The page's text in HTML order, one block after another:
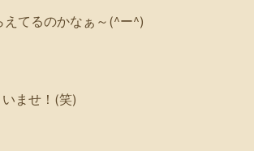
てるのかなぁ～(^ー^)
ませ！(笑)